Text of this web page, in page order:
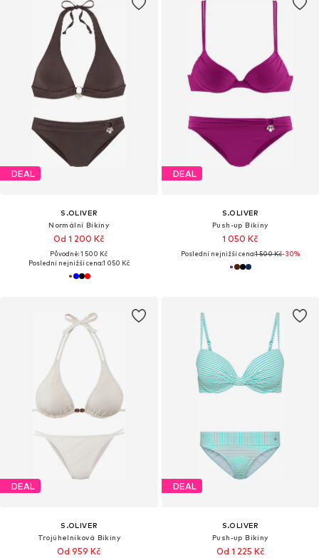
DEAL
S.OLIVER
Normální Bikiny
Od 1 200 Kč
Původně: 1 500 Kč
Poslední nejnižší cena:1 050 Kč
DEAL
S.OLIVER
Push-up Bikiny
1 050 Kč
Poslední nejnižší cena:1 500 Kč-30%
DEAL
S.OLIVER
Trojúhelníková Bikiny
Od 959 Kč
DEAL
S.OLIVER
Push-up Bikiny
Od 1 225 Kč